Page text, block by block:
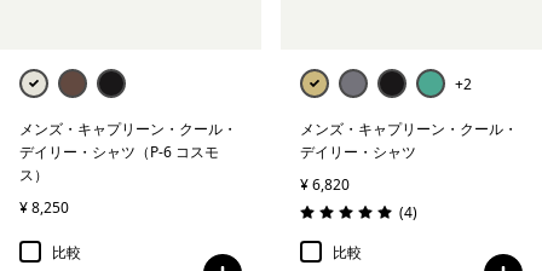
メンズ・キャプリーン・クール・
デイリー・シャツ（P-6 コスモ
ス）
¥ 8,250
比較
+2
メンズ・キャプリーン・クール・
デイリー・シャツ
¥ 6,820
評価: 5.0 / 5
(4レビュー
)
比較